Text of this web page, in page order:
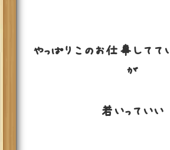
やっぱりこのお仕事してて
が
若いっていい